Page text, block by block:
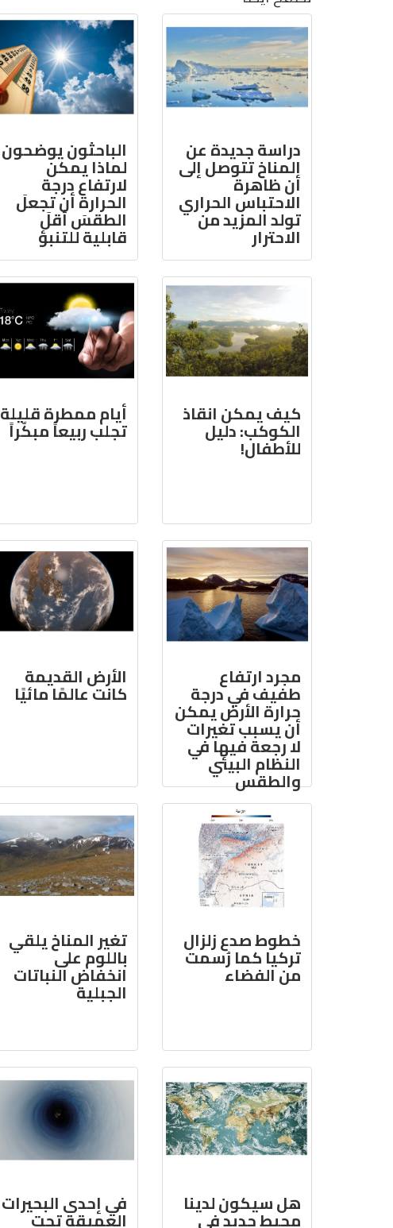
دراسة جديدة عن
المناخ تتوصل إلى
أن ظاهرة
الاحتباس الحراري
تولد المزيد من
الاحترار
الباحثون يوضحون
لماذا يمكن
لارتفاع درجة
الحرارة أن تجعلَ
الطقسَ أقلَ
قابلية للتنبؤ
كيف يمكن انقاذ
الكوكب: دليل
للأطفال!
أيام ممطرة قليلة
تجلب ربيعاً مبكّراً
مجرد ارتفاع
طفيف في درجة
حرارة الأرض يمكن
أن يسبب تغيرات
لا رجعة فيها في
النظام البيئي
والطقس
الأرض القديمة
كانت عالمًا مائيًا
خطوط صدع زلزال
تركيا كما رُسمت
من الفضاء
تغير المناخ يلقي
باللوم على
انخفاض النباتات
الجبلية
هل سيكون لدينا
محيط جديد في
في إحدى البحيرات
العميقة تحت